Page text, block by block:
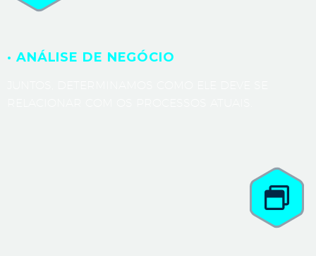
· ANÁLISE DE NEGÓCIO